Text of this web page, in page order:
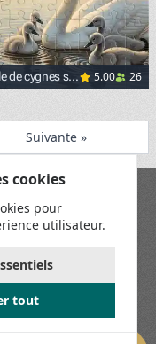
de cygnes sur
paisible
5.00 26
Suivante »
sociaux:
cookies
pour
utilisateur.
tout